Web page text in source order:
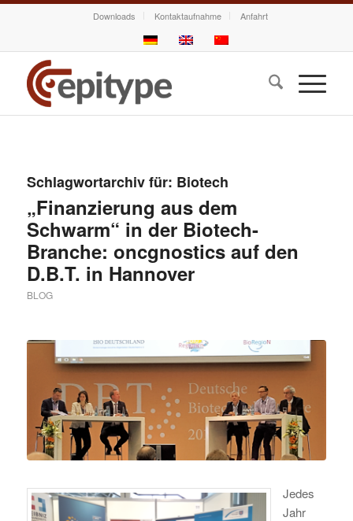
Downloads Kontaktaufnahme Anfahrt
Schlagwortarchiv für: Biotech
„Finanzierung aus dem
Schwarm“ in der Biotech-
Branche: oncgnostics auf den
D.B.T. in Hannover
BLOG
Jedes
Jahr